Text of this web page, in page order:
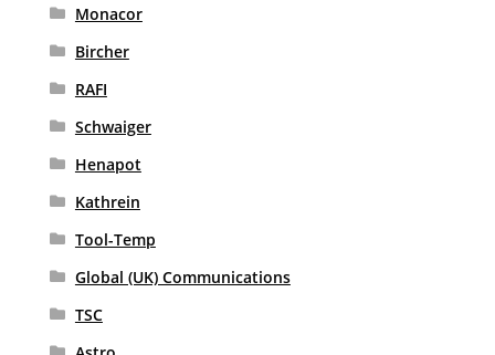
Monacor
Bircher
RAFI
Schwaiger
Henapot
Kathrein
Tool-Temp
Global (UK) Communications
TSC